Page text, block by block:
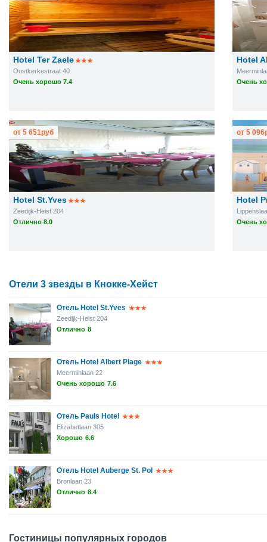
Hotel Ter Zaele
Oostkerkestraat 40
Очень хорошо 7.4
Hotel
Очень
Hotel St.Yves
Zeedijk-Heist 204
Отлично 8.0
от 5 651руб
Hotel
Очень
от 5 096
Отели 3 звезды в Кнокке-Хейст
Отель Hotel St.Yves
Zeedijk-Heist 204
Отлично 8
Отель Hotel Albert Plage
Meerminlaan 22
Очень хорошо 7.6
Отель Pauls Hotel
Elizabetlaan 305
Хорошо 6.6
Отель Hotel Auberge St. Pol
Bronlaan 23
Отлично 8.4
Гостиницы популярных городов